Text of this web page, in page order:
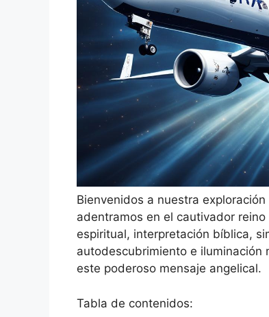
Bienvenidos a nuestra
adentramos en el cautivador
espiritual, interpretación bíblica,
autodescubrimiento e
este poderoso mensaje angelical.
Tabla de contenidos: